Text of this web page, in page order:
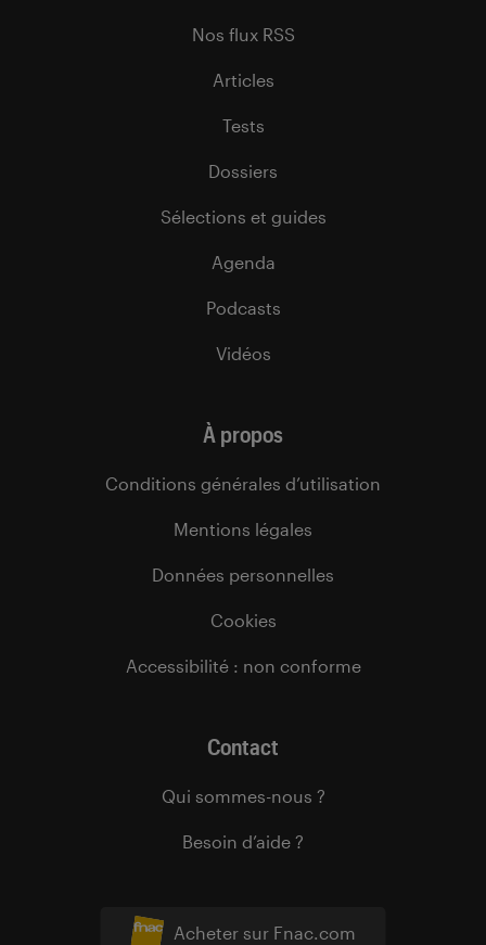
Acheter sur Fnac.com
Nos flux RSS
Articles
Tests
Dossiers
Sélections et guides
Agenda
Podcasts
Vidéos
À propos
Conditions générales d’utilisation
Mentions légales
Données personnelles
Cookies
Accessibilité : non conforme
Contact
Qui sommes-nous ?
Besoin d’aide ?